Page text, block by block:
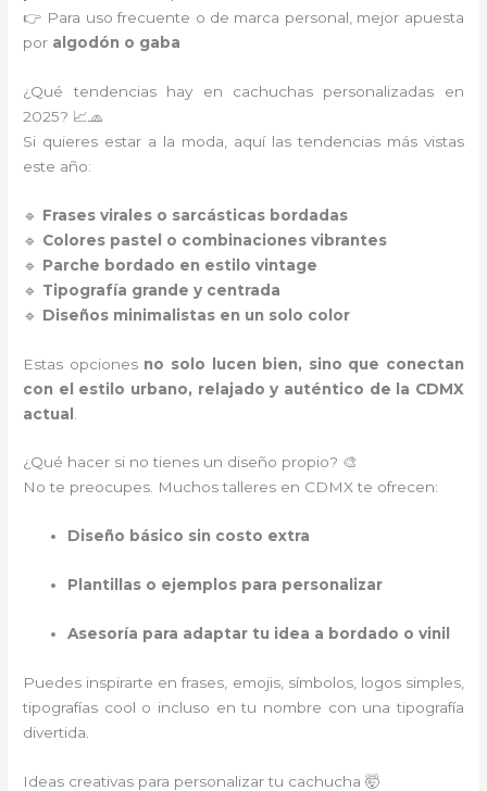
👉 Para uso frecuente o de marca personal, mejor apuesta
por algodón o gaba
¿Qué tendencias hay en cachuchas personalizadas en
2025? 📈🧢
Si quieres estar a la moda, aquí las tendencias más vistas
este año:
🔹 Frases virales o sarcásticas bordadas
🔹 Colores pastel o combinaciones vibrantes
🔹 Parche bordado en estilo vintage
🔹 Tipografía grande y centrada
🔹 Diseños minimalistas en un solo color
Estas opciones no solo lucen bien, sino que conectan
con el estilo urbano, relajado y auténtico de la CDMX
actual
¿Qué hacer si no tienes un diseño propio? 🎨
No te preocupes. Muchos talleres en CDMX te ofrecen:
Diseño básico sin costo extra
Plantillas o ejemplos para personalizar
Asesoría para adaptar tu idea a bordado o vinil
Puedes inspirarte en frases, emojis, símbolos, logos simples,
tipografías cool o incluso en tu nombre con una tipografía
divertida.
Ideas creativas para personalizar tu cachucha 🤯